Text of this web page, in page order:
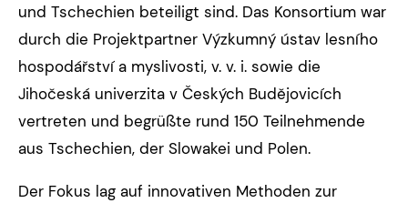
und Tschechien beteiligt sind. Das Konsortium war
durch die Projektpartner Výzkumný ústav lesního
hospodářství a myslivosti, v. v. i. sowie die
Jihočeská univerzita v Českých Budějovicích
vertreten und begrüßte rund 150 Teilnehmende
aus Tschechien, der Slowakei und Polen.
Der Fokus lag auf innovativen Methoden zur